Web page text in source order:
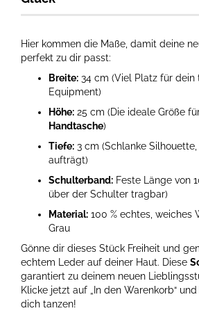
Hier kommen die Maße, damit deine
perfekt zu dir passt:
Breite: 34 cm (Viel Platz für dein
Equipment)
Höhe: 25 cm (Die ideale Größe
Handtasche)
Tiefe: 3 cm (Schlanke
aufträgt)
Schulterband: Feste Länge von
über der Schulter tragbar)
Material: 100 % echtes, weiches
Grau
Gönne dir dieses Stück Freiheit und
echtem Leder auf deiner Haut. Diese
garantiert zu deinem neuen
Klicke jetzt auf „In den Warenkorb“
dich tanzen!